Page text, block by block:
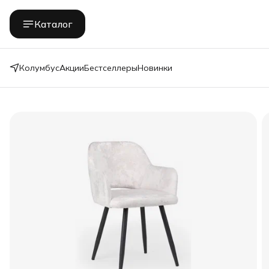
Каталог
КолумбусАкцииБестселлерыНовинки